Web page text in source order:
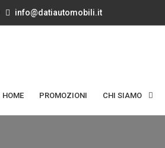
info@datiautomobili.it
HOME PROMOZIONI CHI SIAMO